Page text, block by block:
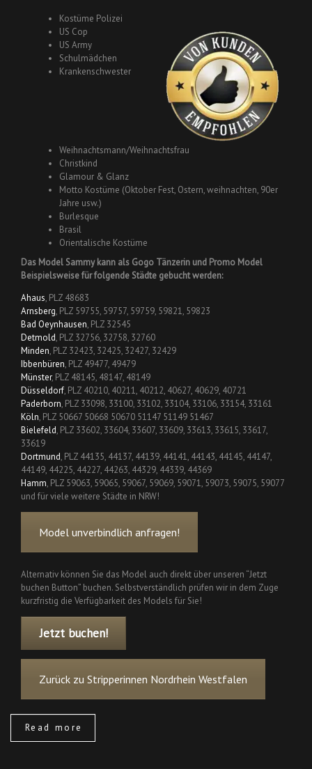
Kostüme Polizei
US Cop
US Army
Schulmädchen
Krankenschwester
Weihnachtsmann/Weihnachtsfrau
Christkind
Glamour & Glanz
Motto Kostüme (Oktober Fest, Ostern, weihnachten, 90er
Jahre usw.)
Burlesque
Brasil
Orientalische Kostüme
Das Model Sammy kann als Gogo Tänzerin und Promo Model
Beispielsweise für folgende Städte gebucht werden:
Ahaus, PLZ 48683
Arnsberg, PLZ 59755, 59757, 59759, 59821, 59823
Bad Oeynhausen, PLZ 32545
Detmold, PLZ 32756, 32758, 32760
Minden, PLZ 32423, 32425, 32427, 32429
Ibbenbüren, PLZ 49477, 49479
Münster, PLZ 48145, 48147, 48149
Düsseldorf, PLZ 40210, 40211, 40212, 40627, 40629, 40721
Paderborn, PLZ 33098, 33100, 33102, 33104, 33106, 33154, 33161
Köln, PLZ 50667 50668 50670 51147 51149 51467
Bielefeld, PLZ 33602, 33604, 33607, 33609, 33613, 33615, 33617,
33619
Dortmund, PLZ 44135, 44137, 44139, 44141, 44143, 44145, 44147,
44149, 44225, 44227, 44263, 44329, 44339, 44369
Hamm, PLZ 59063, 59065, 59067, 59069, 59071, 59073, 59075, 59077
und für viele weitere Städte in NRW!
Model unverbindlich anfragen!
Alternativ können Sie das Model auch direkt über unseren “Jetzt
buchen Button” buchen. Selbstverständlich prüfen wir in dem Zuge
kurzfristig die Verfügbarkeit des Models für Sie!
Jetzt buchen!
Zurück zu Stripperinnen Nordrhein Westfalen
Read more